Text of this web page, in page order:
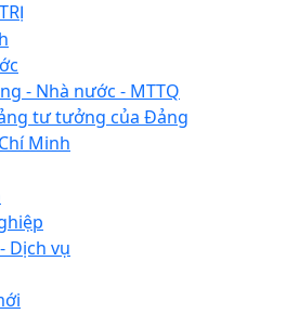
- Nhà nước - MTTQ
tư tưởng của Đảng
Minh
Dịch vụ